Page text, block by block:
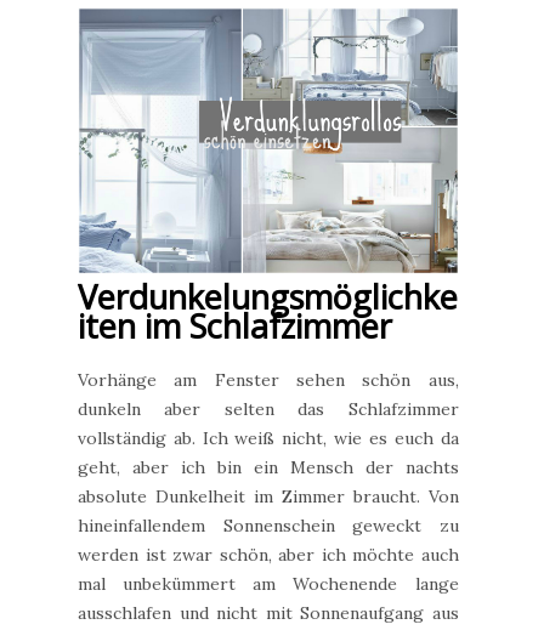
Verdunkelungsmöglichke
iten im Schlafzimmer
Vorhänge am Fenster sehen schön aus,
dunkeln aber selten das Schlafzimmer
vollständig ab. Ich weiß nicht, wie es euch da
geht, aber ich bin ein Mensch der nachts
absolute Dunkelheit im Zimmer braucht. Von
hineinfallendem Sonnenschein geweckt zu
werden ist zwar schön, aber ich möchte auch
mal unbekümmert am Wochenende lange
ausschlafen und nicht mit Sonnenaufgang aus